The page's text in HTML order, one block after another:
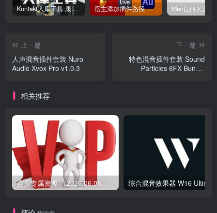
Kontakt入库工具 康泰克入库教程 宿主添加插件路径 插件路径设置 VSTPlugins路径
上一篇
人声混音插件套装 Nuro
Audio Xvox Pro v1.0.3
下一篇
特色混音插件套装 Sound
Particles 6FX Bundle
相关推荐
会员专属资源 （2026.06.08更新）